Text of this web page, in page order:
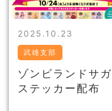
2025.10.23
武雄支部
ゾンビランドサガ
ステッカー配布